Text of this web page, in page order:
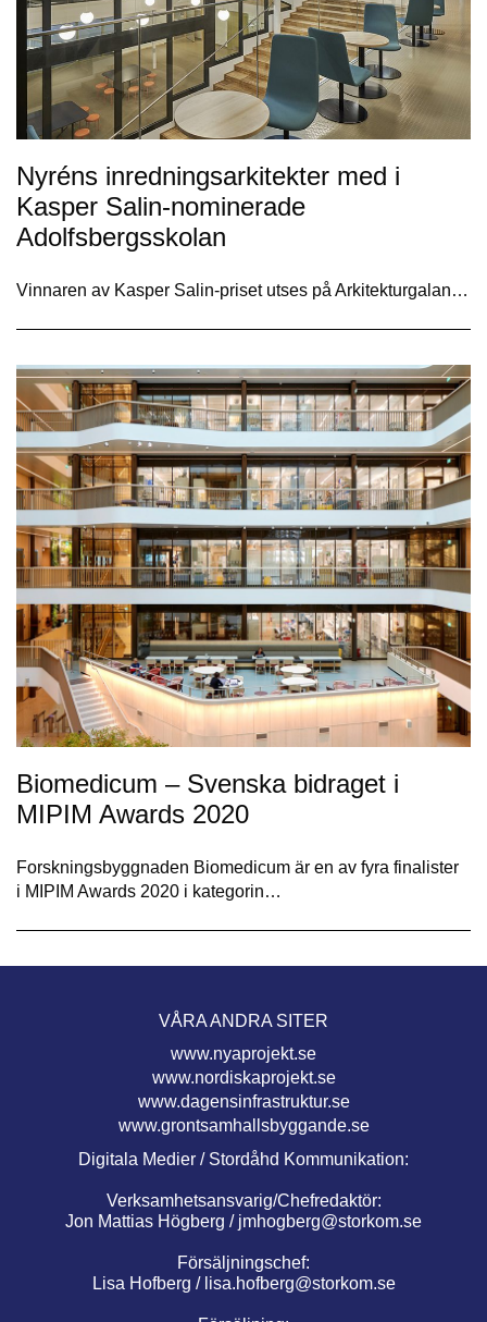
Nyréns inredningsarkitekter med i
Kasper Salin-nominerade
Adolfsbergsskolan
Vinnaren av Kasper Salin-priset utses på Arkitekturgalan…
Biomedicum – Svenska bidraget i
MIPIM Awards 2020
Forskningsbyggnaden Biomedicum är en av fyra finalister
i MIPIM Awards 2020 i kategorin…
VÅRA ANDRA SITER
www.nyaprojekt.se
www.nordiskaprojekt.se
www.dagensinfrastruktur.se
www.grontsamhallsbyggande.se
Digitala Medier / Stordåhd Kommunikation:
Verksamhetsansvarig/Chefredaktör:
Jon Mattias Högberg / jmhogberg@storkom.se
Försäljningschef:
Lisa Hofberg / lisa.hofberg@storkom.se